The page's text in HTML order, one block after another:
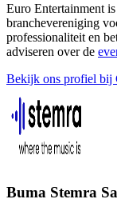
Euro Entertainment
branchevereniging
professionaliteit en
adviseren over de
Bekijk ons profiel bij
Buma Stemra